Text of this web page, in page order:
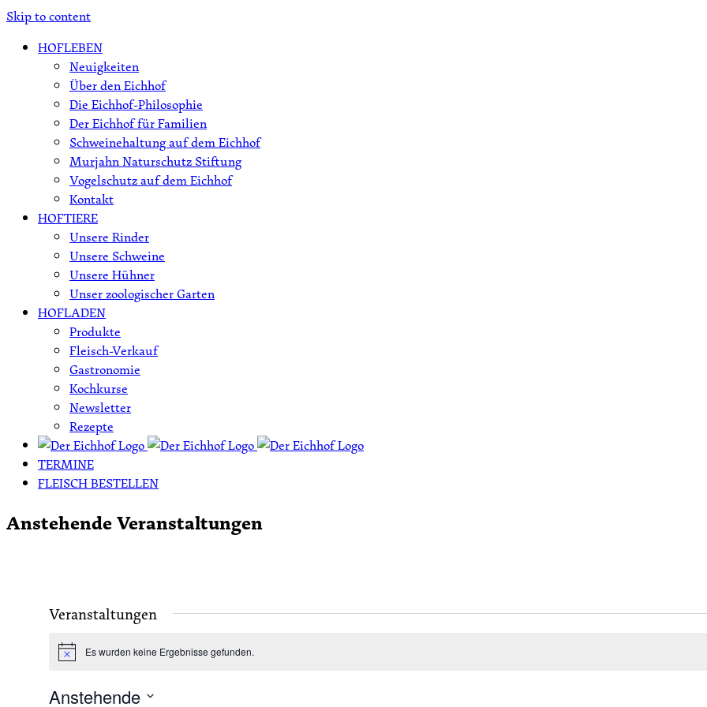
Skip to content
HOFLEBEN
Neuigkeiten
Über den Eichhof
Die Eichhof-Philosophie
Der Eichhof für Familien
Schweinehaltung auf dem Eichhof
Murjahn Naturschutz Stiftung
Vogelschutz auf dem Eichhof
Kontakt
HOFTIERE
Unsere Rinder
Unsere Schweine
Unsere Hühner
Unser zoologischer Garten
HOFLADEN
Produkte
Fleisch-Verkauf
Gastronomie
Kochkurse
Newsletter
Rezepte
TERMINE
FLEISCH BESTELLEN
Anstehende Veranstaltungen
Veranstaltungen
HinweisEs wurden keine Ergebnisse gefunden.
Anstehende